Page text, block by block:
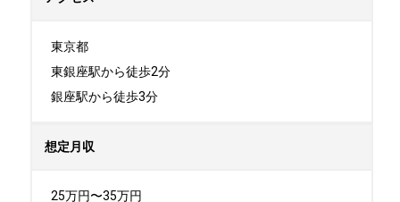
東京都
東銀座駅から徒歩2分
銀座駅から徒歩3分
想定月収
25万円〜35万円